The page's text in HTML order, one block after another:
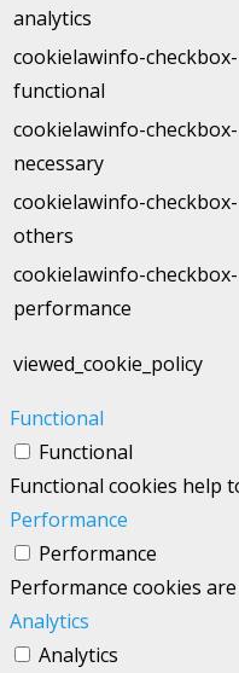
analytics
cookielawinfo-checkbox-
functional
cookielawinfo-checkbox-
necessary
cookielawinfo-checkbox-
others
cookielawinfo-checkbox-
performance
viewed_cookie_policy
Functional
Functional
Functional cookies help
Performance
Performance
Performance cookies
Analytics
Analytics